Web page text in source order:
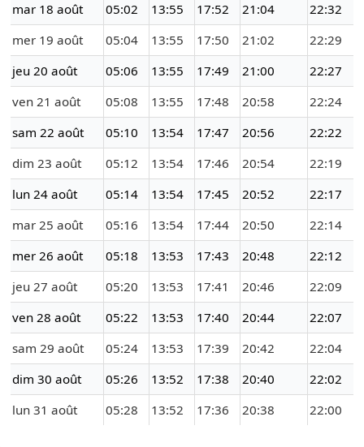
mar 18 août
05:02 13:55 17:52 21:04
22:32
mer 19 août
05:04 13:55 17:50 21:02
22:29
jeu 20 août
05:06 13:55 17:49 21:00
22:27
ven 21 août
05:08 13:55 17:48 20:58
22:24
sam 22 août
05:10 13:54 17:47 20:56
22:22
dim 23 août
05:12 13:54 17:46 20:54
22:19
lun 24 août
05:14 13:54 17:45 20:52
22:17
mar 25 août
05:16 13:54 17:44 20:50
22:14
mer 26 août
05:18 13:53 17:43 20:48
22:12
jeu 27 août
05:20 13:53 17:41 20:46
22:09
ven 28 août
05:22 13:53 17:40 20:44
22:07
sam 29 août
05:24 13:53 17:39 20:42
22:04
dim 30 août
05:26 13:52 17:38 20:40
22:02
lun 31 août
05:28 13:52 17:36 20:38 22:00